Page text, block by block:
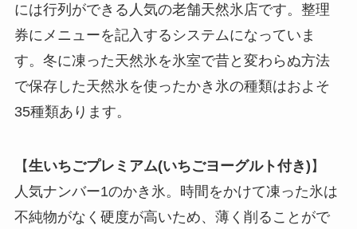
には行列ができる人気の老舗天然氷店です。整理
券にメニューを記入するシステムになっていま
す。冬に凍った天然氷を氷室で昔と変わらぬ方法
で保存した天然氷を使ったかき氷の種類はおよそ
35種類あります。
【生いちごプレミアム(いちごヨーグルト付き) 】
人気ナンバー1のかき氷。時間をかけて凍った氷は
不純物がなく硬度が高いため、薄く削ることがで